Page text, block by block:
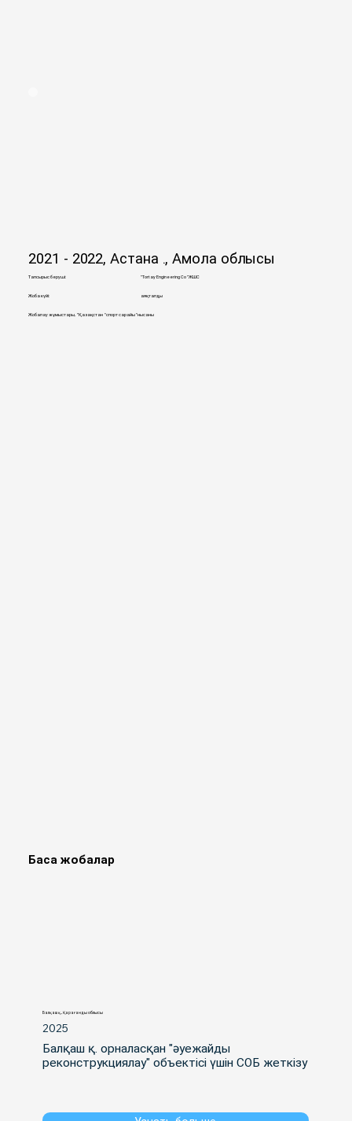
2021 - 2022, Астана қ., Ақмола облысы
"Tortay Engineering Co"ЖШС
Тапсырыс беруші:
Жоба күйі: аяқталды
Жобалау жұмыстары, "Қазақстан "спорт сарайы"нысаны
Басқа жобалар
Балқаш қ., Қарағанды облысы
2025
Балқаш қ. орналасқан "әуежайды
реконструкциялау" объектісі үшін СОБ жеткізу